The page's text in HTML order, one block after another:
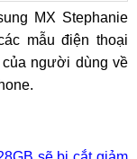
MX Stephanie
mẫu điện thoại
người dùng về